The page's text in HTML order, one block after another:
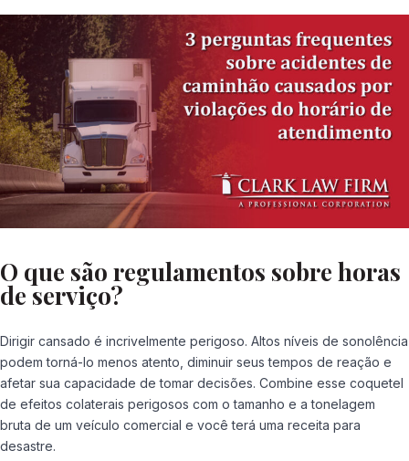
O que são regulamentos sobre horas
de serviço?
Dirigir cansado é incrivelmente perigoso. Altos níveis de sonolência
podem torná-lo menos atento, diminuir seus tempos de reação e
afetar sua capacidade de tomar decisões. Combine esse coquetel
de efeitos colaterais perigosos com o tamanho e a tonelagem
bruta de um veículo comercial e você terá uma receita para
desastre.